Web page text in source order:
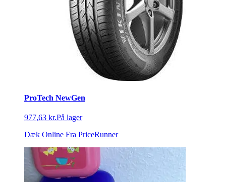
ProTech NewGen
977,63 kr.På lager
Dæk Online Fra PriceRunner